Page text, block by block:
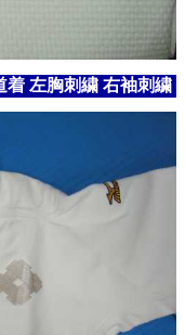
着 左胸刺繍 右袖刺繍